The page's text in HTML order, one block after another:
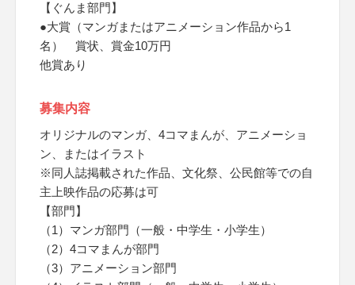
【ぐんま部門】
●大賞（マンガまたはアニメーション作品から1
名） 賞状、賞金10万円
他賞あり
募集内容
オリジナルのマンガ、4コマまんが、アニメーショ
ン、またはイラスト
※同人誌掲載された作品、文化祭、公民館等での自
主上映作品の応募は可
【部門】
（1）マンガ部門（一般・中学生・小学生）
（2）4コマまんが部門
（3）アニメーション部門